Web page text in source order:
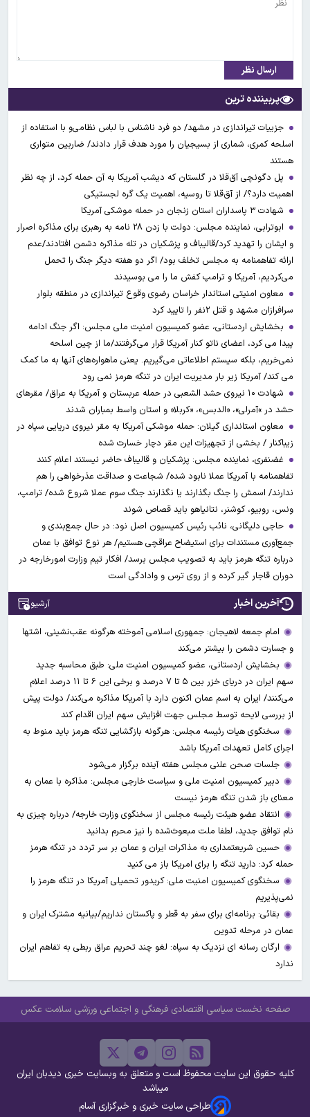
ارسال نظر
پربیننده ترین
جزییات تیراندازی در مشهد/ دو فرد ناشناس با لباس نظامی‌و با استفاده از
اسلحه کمری، شماری از بسیجیان را مورد هدف قرار دادند/ ضاربین متواری
هستند
پل دگونچی آق‌قلا در گلستان که دیشب آمریکا به آن حمله کرد، از چه نظر
اهمیت دارد؟/ از آق‌قلا تا روسیه، اهمیت یک گره لجستیکی
شهادت ۳ ‌پاسداران استان زنجان در حمله موشکی آمریکا
ابوترابی، نماینده مجلس: دولت با زدن ۲۸ نامه به رهبری برای مذاکره اصرار
و ایشان را تهدید کرد/قالیباف و پزشکیان در تله مذاکره دشمن افتادند/عدم
ارائه تفاهمنامه به مجلس تخلف بود/ اگر دو هفته دیگر جنگ را تحمل
می‌کردیم، آمریکا و ترامپ کفش ما را می بوسیدند
معاون امنیتی استاندار خراسان رضوی وقوع تیراندازی در منطقه بلوار
سرافرازان مشهد و قتل ۲نفر را تایید کرد
بخشایش اردستانی، عضو کمیسیون امنیت ملی مجلس: اگر جنگ ادامه
پیدا می کرد، اعضای ناتو کنار آمریکا قرار می‌گرفتند/ما از چین اسلحه
نمی‌خریم، بلکه سیستم اطلاعاتی می‌گیریم. یعنی ماهواره‌های آنها به ما کمک
می کند/ آمریکا زیر بار مدیریت ایران در تنگه هرمز نمی رود
شهادت ۱۰ نیروی حشد الشعبی در حمله عربستان و آمریکا به عراق/ مقرهای
حشد در »آمرلی»، «الدبس»، «کربلا« و استان واسط بمباران شدند
معاون استانداری گیلان: حمله موشکی آمریکا به مقر نیروی دریایی سپاه در
زیباکنار / بخشی از تجهیزات این مقر دچار خسارت شده
غضنفری، نماینده مجلس: پزشکیان و قالیباف حاضر نیستند اعلام کنند
تفاهمنامه با آمریکا عملا نابود شده/ شجاعت و صداقت عذرخواهی را هم
ندارند/ اسمش را جنگ بگذارند یا نگذارند جنگ سوم عملا شروع شده/ ترامپ،
ونس، روبیو، کوشنر، نتانیاهو باید قصاص شوند
حاجی دلیگانی، نائب رئیس کمیسیون اصل نود: در حال جمع‌بندی و
جمع‌آوری مستندات برای استیضاح عراقچی هستیم/ هر نوع توافق با عمان
درباره تنگه هرمز باید به تصویب مجلس برسد/ افکار تیم وزارت امورخارجه در
دوران قاجار گیر کرده و از روی ترس و وادادگی است
آخرین اخبار آرشیو
امام جمعه لاهیجان: جمهوری اسلامی آموخته هرگونه عقب‌نشینی، اشتها
و جسارت دشمن را بیشتر می‌کند
بخشایش اردستانی، عضو کمیسیون امنیت ملی: طبق محاسبه جدید
سهم ایران در دریای خزر بین ۵ تا ۷ درصد و برخی این ۶ تا ۱۱ درصد اعلام
می‌کنند/ ایران به اسم عمان اکنون دارد با آمریکا مذاکره می‌کند/ دولت پیش
از بررسی لایحه توسط مجلس جهت افزایش سهم ایران اقدام کند
سخنگوی هیات رئیسه مجلس: هرگونه بازگشایی تنگه هرمز باید منوط به
اجرای کامل تعهدات آمریکا باشد
جلسات صحن علنی مجلس هفته آینده برگزار می‌شود
دبیر کمیسیون امنیت ملی و سیاست خارجی مجلس: مذاکره با عمان به
معنای باز شدن تنگه هرمز نیست
انتقاد عضو هیئت رئیسه مجلس از سخنگوی وزارت خارجه/ درباره چیزی به
نام توافق جدید، لطفا ملت مبعوث‌شده را نیز محرم بدانید
حسین شریعتمداری به مذاکرات ایران و عمان بر سر تردد در تنگه هرمز
حمله کرد: دارید تنگه را برای امریکا باز می کنید
سخنگوی کمیسیون امنیت ملی: کریدور تحمیلی آمریکا در تنگه هرمز را
نمی‌پذیریم
بقائی: برنامه‌ای برای سفر به قطر و پاکستان نداریم/بیانیه مشترک ایران و
عمان در مرحله تدوین
ارگان رسانه ای نزدیک به سپاه: لغو چند تحریم عراق ربطی به تفاهم ایران
ندارد
صفحه نخست سیاسی اقتصادی فرهنگی و اجتماعی ورزشی سلامت عکس
کلیه حقوق این سایت محفوظ است و متعلق به وبسایت خبری دیدبان ایران
میباشد
طراحی سایت خبری و خبرگزاری آسام